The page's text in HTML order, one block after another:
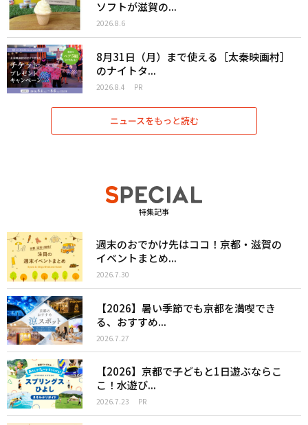
ソフトが滋賀の...
2026.8.6
8月31日（月）まで使える［太秦映画村］
のナイトタ...
2026.8.4 PR
ニュースをもっと読む
特集記事
週末のおでかけ先はココ！京都・滋賀の
イベントまとめ...
2026.7.30
【2026】暑い季節でも京都を満喫でき
る、おすすめ...
2026.7.27
【2026】京都で子どもと1日遊ぶならこ
こ！水遊び...
2026.7.23 PR